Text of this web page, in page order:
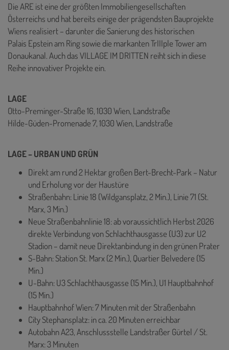
Die ARE ist eine der größten Immobiliengesellschaften
Österreichs und hat bereits einige der prägendsten Bauprojekte
Wiens realisiert – darunter die Sanierung des historischen
Palais Epstein am Ring sowie die markanten TrIIIple Tower am
Donaukanal. Auch das VILLAGE IM DRITTEN reiht sich in diese
Reihe innovativer Projekte ein.
LAGE
Otto-Preminger-Straße 16, 1030 Wien, Landstraße
Hilde-Güden-Promenade 7, 1030 Wien, Landstraße
LAGE – URBAN UND GRÜN
Direkt am rund 2 Hektar großen Bert-Brecht-Park – Natur
und Erholung vor der Haustüre
Straßenbahn: Linie 18 (Wildgansplatz, 2 Min.), Linie 71 (St.
Marx, 3 Min.)
Neue Straßenbahnlinie 18: ab voraussichtlich Herbst 2026
direkte Verbindung von Schlachthausgasse (U3) zur U2
Stadion – damit neue Direktanbindung in den grünen Prater
S-Bahn: Station St. Marx (2 Min.), Quartier Belvedere (15
Min.)
U-Bahn: U3 Schlachthausgasse (15 Min.), U1 Hauptbahnhof
(15 Min.)
Hauptbahnhof Wien: 7 Minuten mit der Straßenbahn
City Stephansplatz: in ca. 20 Minuten erreichbar
Autobahn A23, Anschlussstelle Landstraßer Gürtel / St.
Marx: 3 Minuten